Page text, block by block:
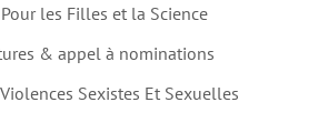
Pour les Filles et la Science
& appel à nominations
Sexistes Et Sexuelles